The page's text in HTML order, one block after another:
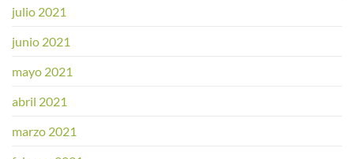
julio 2021
junio 2021
mayo 2021
abril 2021
marzo 2021